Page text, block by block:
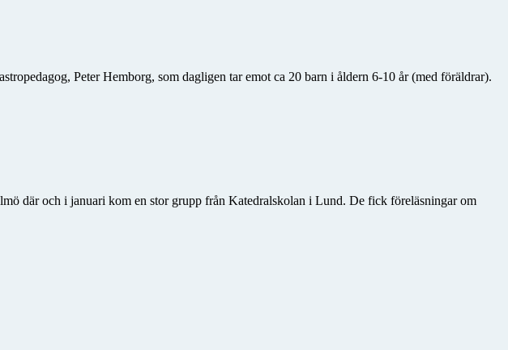
Peter Hemborg, som dagligen tar emot ca 20 barn i åldern 6-10 år (med föräldrar).
där och i januari kom en stor grupp från Katedralskolan i Lund. De fick föreläsningar om